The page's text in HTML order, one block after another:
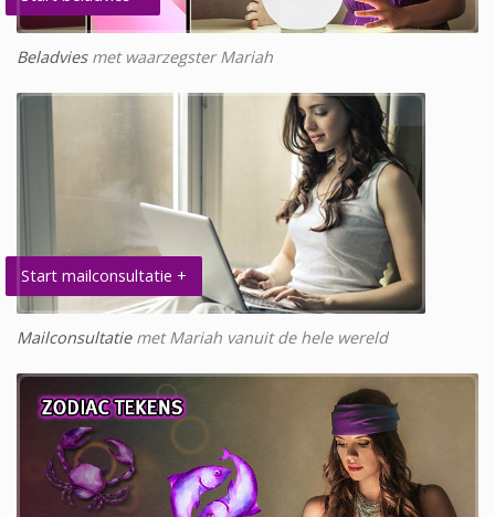
Beladviesmet waarzegster Mariah
Start mailconsultatie +
Mailconsultatiemet Mariah vanuit de hele wereld